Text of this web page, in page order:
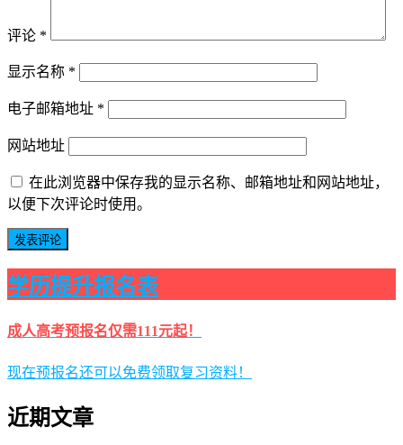
评论 *
显示名称 *
电子邮箱地址 *
网站地址
在此浏览器中保存我的显示名称、邮箱地址和网站地址，
以便下次评论时使用。
学历提升报名表
成人高考预报名仅需111元起！
现在预报名还可以免费领取复习资料！
近期文章